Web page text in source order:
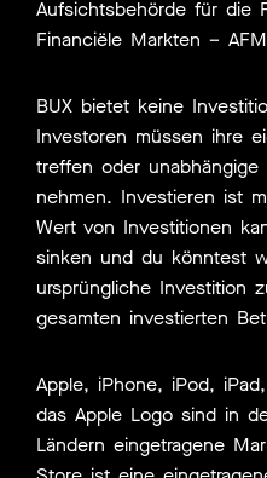
Aufsichtsbehörde für die
Financiële Markten –
BUX bietet keine
Investoren müssen ihre
treffen oder unabhängige
nehmen. Investieren ist
Wert von Investitionen
sinken und du könntest
ursprüngliche Investition
gesamten investierten
Apple, iPhone, iPod,
das Apple Logo sind in
Ländern eingetragene